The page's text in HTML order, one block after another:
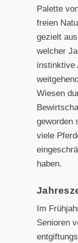
Palette
freien
gezielt
welcher
instinktive
Wiesen
geworden
viele
haben.
Im
Senioren